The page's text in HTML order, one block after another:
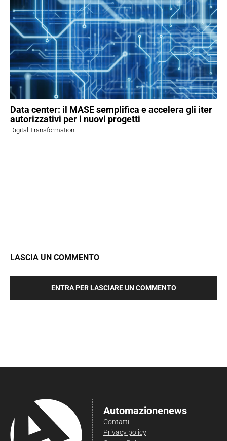
Data center: il MASE semplifica e accelera gli iter
autorizzativi per i nuovi progetti
Digital Transformation
LASCIA UN COMMENTO
ENTRA PER LASCIARE UN COMMENTO
Automazionenews
Contatti
Privacy policy